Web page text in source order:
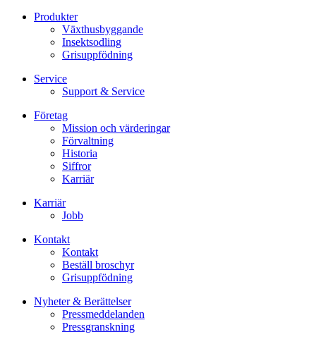
Produkter
Växthusbyggande
Insektsodling
Grisuppfödning
Service
Support & Service
Företag
Mission och värderingar
Förvaltning
Historia
Siffror
Karriär
Karriär
Jobb
Kontakt
Kontakt
Beställ broschyr
Grisuppfödning
Nyheter & Berättelser
Pressmeddelanden
Pressgranskning